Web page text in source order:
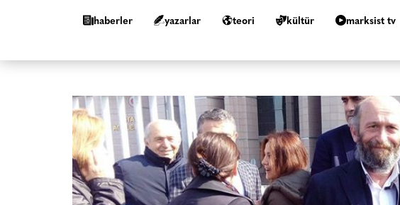
haberler yazarlar teori kültür marksist tv